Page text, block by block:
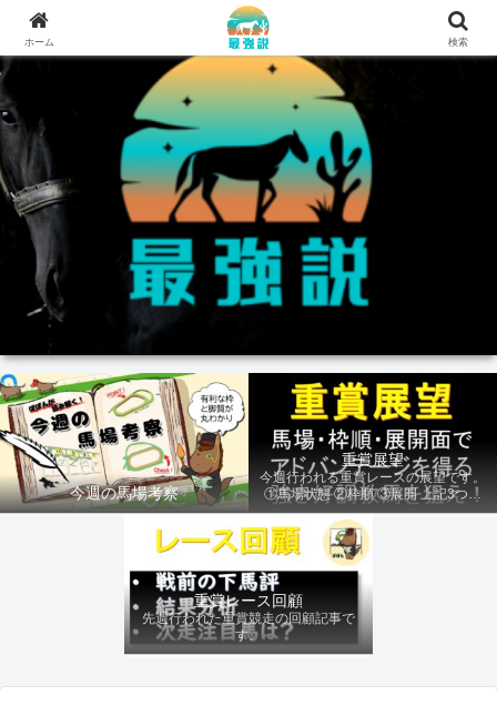
今週の馬場考察
重賞展望
今週行われる重賞レースの展望です。
①馬場状態 ②枠順 ③展開 上記3つの
ファクターから有利にレースを運べる
馬を導き、追い切りの動きを加味して
最終評価を下します。
重賞レース回顧
先週行われた重賞競走の回顧記事で
す。
ホーム 検索